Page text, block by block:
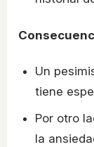
Un
tiene
Por otro
la